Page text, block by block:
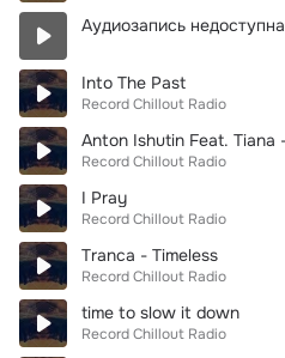
Аудиозапись недоступна
Into The Past
Record Chillout Radio
Record Chillout Radio
I Pray
Record Chillout Radio
Tranca - Timeless
Record Chillout Radio
time to slow it down
Record Chillout Radio